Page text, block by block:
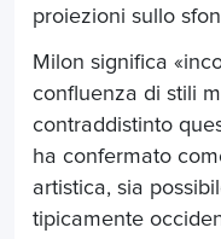
proiezioni sullo
Milon significa
confluenza di stili
contraddistinto
ha confermato
artistica, sia
tipicamente